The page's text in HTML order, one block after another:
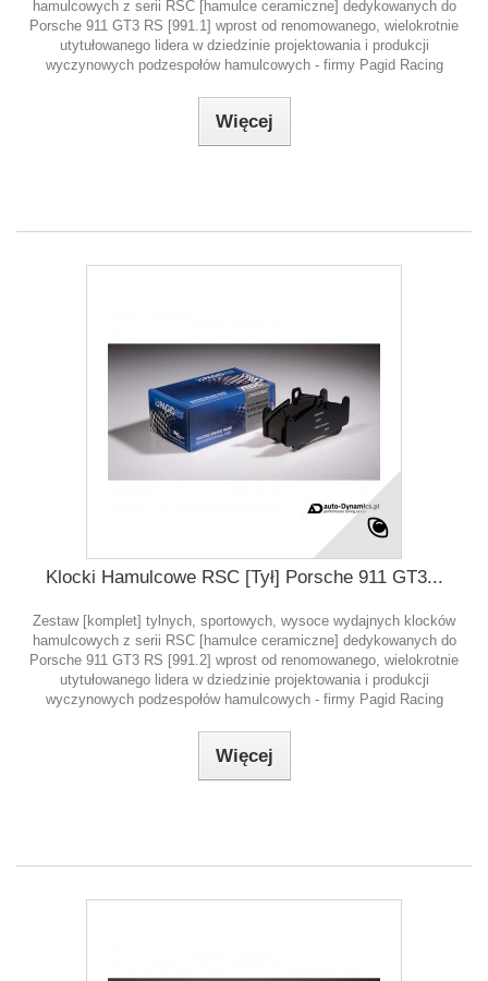
hamulcowych z serii RSC [hamulce ceramiczne] dedykowanych do
Porsche 911 GT3 RS [991.1] wprost od renomowanego, wielokrotnie
utytułowanego lidera w dziedzinie projektowania i produkcji
wyczynowych podzespołów hamulcowych - firmy Pagid Racing
Więcej
Klocki Hamulcowe RSC [Tył] Porsche 911 GT3...
Zestaw [komplet] tylnych, sportowych, wysoce wydajnych klocków
hamulcowych z serii RSC [hamulce ceramiczne] dedykowanych do
Porsche 911 GT3 RS [991.2] wprost od renomowanego, wielokrotnie
utytułowanego lidera w dziedzinie projektowania i produkcji
wyczynowych podzespołów hamulcowych - firmy Pagid Racing
Więcej